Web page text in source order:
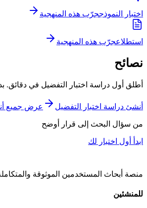
اختبار النموذججرّب هذه المنهجية
استطلاعجرّب هذه المنهجية
نصائح
أطلق أول دراسة اختبار التفضيل في
أنشئ دراسة اختبار التفضيل عرض جميع
من سؤال البحث إلى قرار أوضح
ابدأ أول اختبار لك
منصة أبحاث المستخدمين الموثوقة
للمنشئين